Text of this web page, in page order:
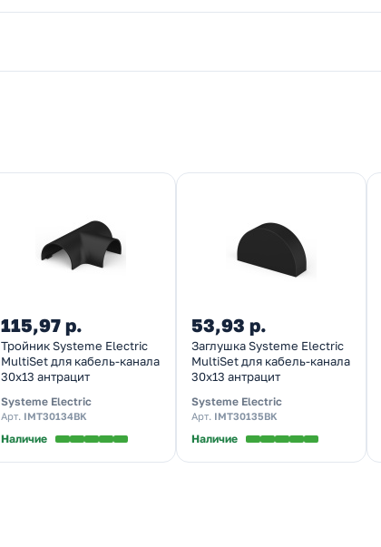
115,97 р.
Тройник Systeme Electric
MultiSet для кабель-канала
30х13 антрацит
Systeme Electric
Арт. IMT30134BK
Наличие
53,93 р.
Заглушка Systeme Electric
MultiSet для кабель-канала
30х13 антрацит
Systeme Electric
Арт. IMT30135BK
Наличие